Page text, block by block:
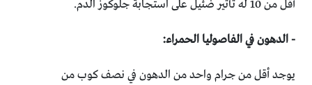
‏أقل من 10 له تأثير ضئيل على استجابة جلوكوز الدم‎.‎
‏- الدهون في الفاصوليا الحمراء:‏
يوجد أقل من جرام واحد من الدهون في نصف كوب من